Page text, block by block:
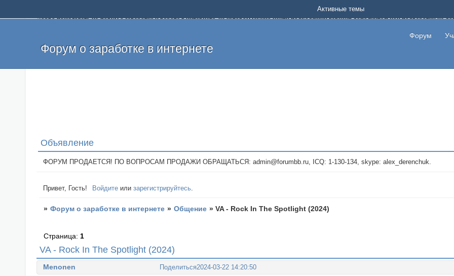
Добро пожаловать на форум о заработке и работе в интернете, на котором можно найти подходящий вариант дополнительной подработки на
и оставлять свои отзывы. Если вы знаете, что определенный проект или сайт не платит, то указывайте в теме что это лохотрон, чтобы другие
легкие деньги без вложений и регистрации уже сегодня. Создавайте новые темы, размещайте объявления со своими пригласительными
Форум о заработке в интернете
Форум
Активные темы
Объявление
ФОРУМ ПРОДАЕТСЯ! ПО ВОПРОСАМ ПРОДАЖИ ОБРАЩАТЬСЯ: admin@forumbb.ru, ICQ: 1-130-134, skype: alex_derenchuk.
Привет, Гость! Войдите илизарегистрируйтесь.
» Форум о заработке в интернете » Общение »VA - Rock In The Spotlight (2024)
VA - Rock In The Spotlight (2024)
Страница: 1
Поделиться2024-03-22 14:20:50
Menonen